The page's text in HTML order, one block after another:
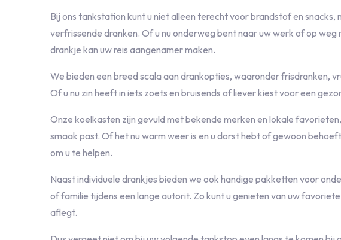
Bij ons tankstation kunt u niet alleen terecht voor brandstof en
verfrissende dranken. Of u nu onderweg bent naar uw werk of op
drankje kan uw reis aangenamer maken.
We bieden een breed scala aan drankopties, waaronder frisdranken,
Of u nu zin heeft in iets zoets en bruisends of liever kiest voor een
Onze koelkasten zijn gevuld met bekende merken en lokale
smaak past. Of het nu warm weer is en u dorst hebt of gewoon
om u te helpen.
Naast individuele drankjes bieden we ook handige pakketten voor
of familie tijdens een lange autorit. Zo kunt u genieten van uw
aflegt.